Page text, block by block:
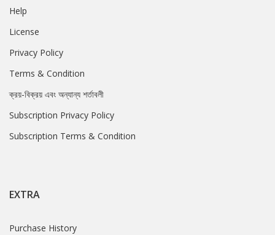
Help
License
Privacy Policy
Terms & Condition
ক্রয়-বিক্রয় এবং অন্যান্য শর্তাবলী
Subscription Privacy Policy
Subscription Terms & Condition
EXTRA
Purchase History